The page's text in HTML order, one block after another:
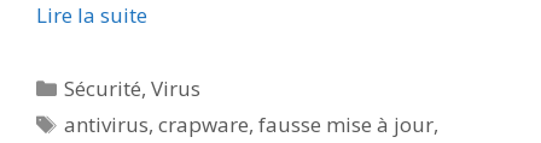
Lire la suite
Catégories
Sécurité,Virus
Étiquettes
antivirus,crapware,fausse mise à jour,